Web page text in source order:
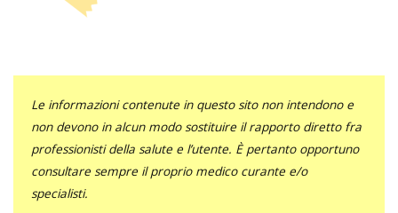
Le informazioni contenute in questo sito non intendono e
non devono in alcun modo sostituire il rapporto diretto fra
professionisti della salute e l’utente. È pertanto opportuno
consultare sempre il proprio medico curante e/o
specialisti.